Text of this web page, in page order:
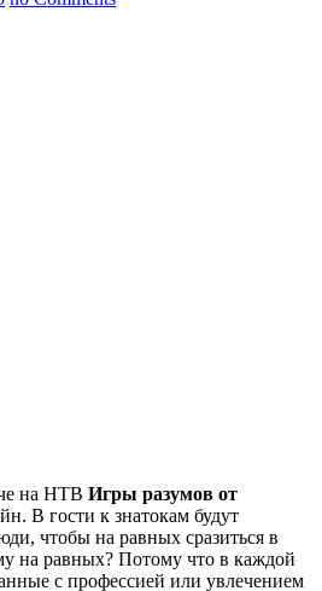
на НТВ Игры разумов от
В гости к знатокам будут
чтобы на равных сразиться в
на равных? Потому что в каждой
с профессией или увлечением